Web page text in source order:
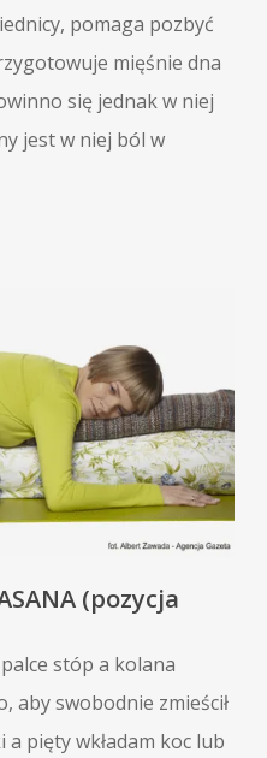
pomaga pozbyć
mięśnie dna
się jednak w niej
jest w niej ból w
(pozycja
palce stóp a kolana
aby swobodnie zmieścił
pięty wkładam koc lub